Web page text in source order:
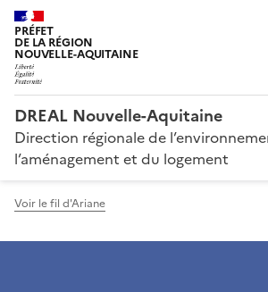
PRÉFET
DE LA RÉGION
NOUVELLE-AQUITAINE
DREAL Nouvelle-Aquitaine
Direction régionale de
l’aménagement et du logement
Voir le fil d'Ariane